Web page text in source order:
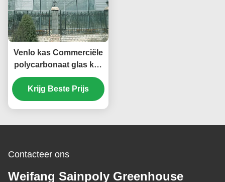
Venlo kas Commerciële
polycarbonaat glas kas
Voor zaden Groenten
Hydroponische tomaten
Krijg Beste Prijs
Contacteer ons
Weifang Sainpoly Greenhouse